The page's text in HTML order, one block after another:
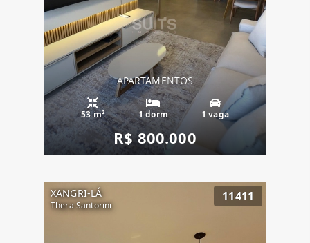
APARTAMENTOS
53 m² 1 dorm 1 vaga
R$ 800.000
XANGRI-LÁ
Thera Santorini
11411